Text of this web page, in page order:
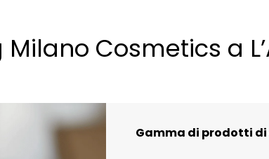
Cosmetics a
Gamma di prodotti